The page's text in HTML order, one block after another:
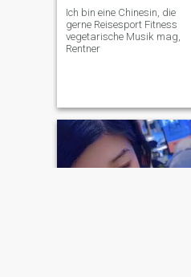
Ich bin eine Chinesin, die
gerne Reisesport Fitness
vegetarische Musik mag,
Rentner